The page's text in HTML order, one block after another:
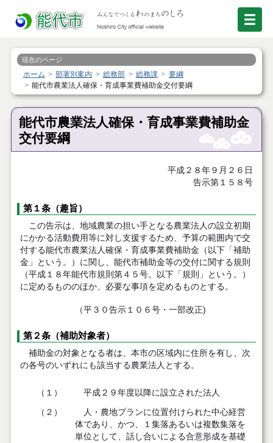
現在のページ
ホーム 部署別案内 総務部 総務課
要綱
能代市農業法人確保・育成事業費補助金交付要綱
能代市農業法人確保・育成事業費補助金
交付要綱
平成２８年９月２６日
告示第１５８号
第１条（趣旨）
この告示は、地域農業の担い手となる農業法人の設立初期
にかかる活動費用等に対し支援するため、予算の範囲内で交
付する能代市農業法人確保・育成事業費補助金（以下「補助
金」という。）に関し、能代市補助金等の交付に関する規則
（平成１８年能代市規則第４５号。以下「規則」という。）
に定めるもののほか、必要な事項を定めるものとする。
（平３０告示１０６号・一部改正)
第２条（補助対象者）
補助金の対象となる者は、本市の区域内に住所を有し、次
の各号のいずれにも該当する農業法人とする。
（１） 平成２９年度以降に設立された法人
（２）
人・農地プランに位置付けられた中心経営
体であり、かつ、１集落あるいは複数集落を
単位として、話し合いによる合意形成を基礎